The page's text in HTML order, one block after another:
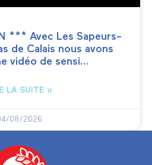
*** Avec Les Sapeurs-
de Calais nous avons
vidéo de sensi…
LA SUITE »
08/2026